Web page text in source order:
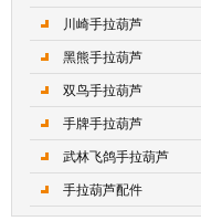
川崎手拉葫芦
黑熊手拉葫芦
双鸟手拉葫芦
手牌手拉葫芦
武林飞鸽手拉葫芦
手拉葫芦配件